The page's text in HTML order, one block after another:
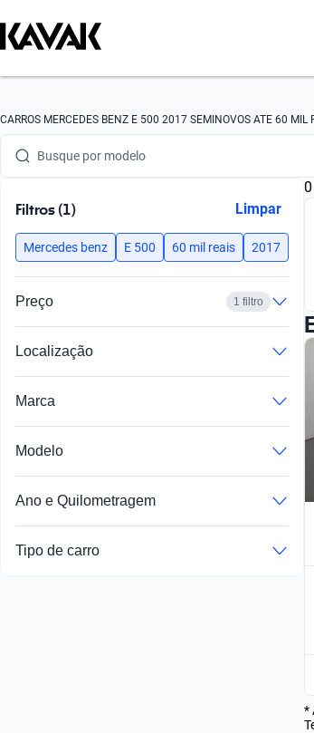
CARROS MERCEDES BENZ E 500 2017 SEMINOVOS ATE 60 MIL
Busque por marca
Busque por modelo
Busque por ano
Busque por marca
Busque por versão
Busque por ano
Filtros (1) Limpar
Mercedes benz E 500 60 mil reais 2017
Preço 1 filtro
Localização
Marca
Modelo
Ano e Quilometragem
Tipo de carro
*